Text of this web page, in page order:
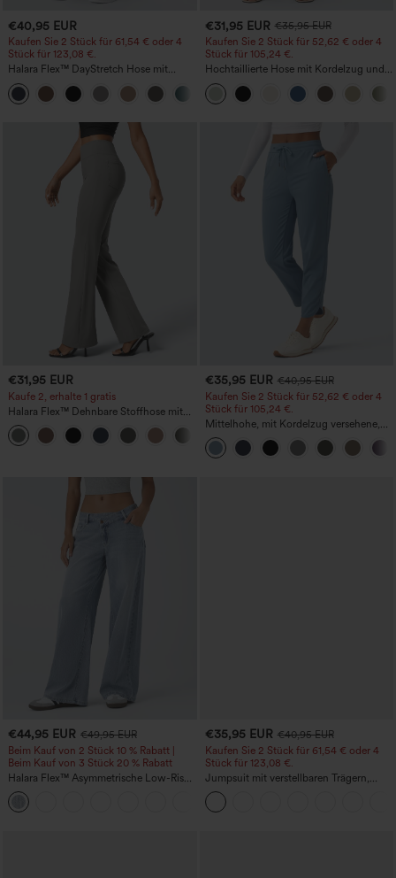
€40,95 EUR
Kaufen Sie 2 Stück für 61,54 € oder 4
Stück für 123,08 €.
Halara Flex™ DayStretch Hose mit
mittlerer Bundhöhe, seitlicher
Reißverschlusstasche und
Work‑Flare‑Schnitt
€31,95 EUR €35,95 EUR
Kaufen Sie 2 Stück für 52,62 € oder 4
Stück für 105,24 €.
Hochtaillierte Hose mit Kordelzug und
Taschen, weitem Bein, lässig und locker
in Leinenoptik
€31,95 EUR
Kaufe 2, erhalte 1 gratis
Halara Flex™ Dehnbare Stoffhose mit
hohem Bund und Seitentasche hinten
€35,95 EUR €40,95 EUR
Kaufen Sie 2 Stück für 52,62 € oder 4
Stück für 105,24 €.
Mittelhohe, mit Kordelzug versehene,
schnelltrocknende Golfhose mit schmal
zulaufendem Schnitt, abgerundetem
Saum und Taschen – UPF 40+
€44,95 EUR €49,95 EUR
Beim Kauf von 2 Stück 10 % Rabatt |
Beim Kauf von 3 Stück 20 % Rabatt
Halara Flex™ Asymmetrische Low-Rise-
Jeans mit Reißverschlusstaschen,
Baggy-Stil, weitem Bein, gewaschen,
lässig
€35,95 EUR €40,95 EUR
Kaufen Sie 2 Stück für 61,54 € oder 4
Stück für 123,08 €.
Jumpsuit mit verstellbaren Trägern,
gerafftem Detail, weitem Bein und
meliertem Stoff, lässig, mit Taschen -
Easy Peezy